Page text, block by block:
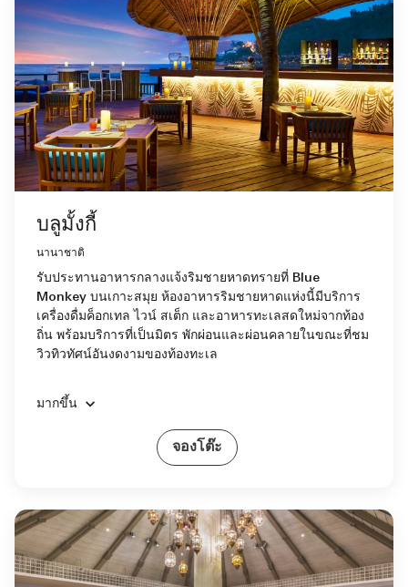
บลูมั้งกี้
นานาชาติ
รับประทานอาหารกลางแจ้งริมชายหาดทรายที่ Blue
Monkey บนเกาะสมุย ห้องอาหารริมชายหาดแห่งนี้มีบริการ
เครื่องดื่มค็อกเทล ไวน์ สเต็ก และอาหารทะเลสดใหม่จากท้อง
ถิ่น พร้อมบริการที่เป็นมิตร พักผ่อนและผ่อนคลายในขณะที่ชม
วิวทิวทัศน์อันงดงามของท้องทะเล
มากขึ้น
จองโต๊ะ